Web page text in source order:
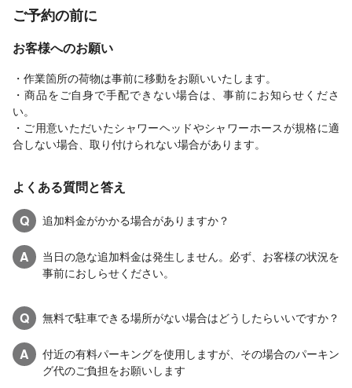
ご予約の前に
お客様へのお願い
・作業箇所の荷物は事前に移動をお願いいたします。
・商品をご自身で手配できない場合は、事前にお知らせくださ
い。
・ご用意いただいたシャワーヘッドやシャワーホースが規格に適
合しない場合、取り付けられない場合があります。
よくある質問と答え
Q
追加料金がかかる場合がありますか？
A
当日の急な追加料金は発生しません。必ず、お客様の状況を
事前におしらせください。
Q 無料で駐車できる場所がない場合はどうしたらいいですか？
A
付近の有料パーキングを使用しますが、その場合のパーキン
グ代のご負担をお願いします